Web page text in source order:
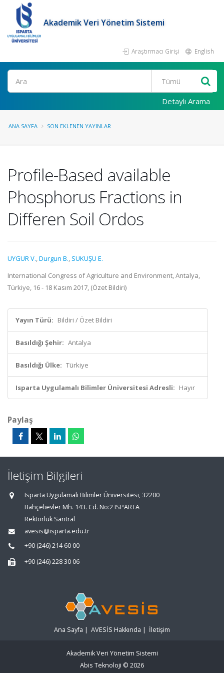
Akademik Veri Yönetim Sistemi
Araştırmacı Girişi English
Ara
Detaylı Arama
ANA SAYFA SON EKLENEN YAYINLAR
Profile-Based available
Phosphorus Fractions in
Differen Soil Ordos
UYGUR V.,Durgun B., SUKUŞU E.
International Congress of Agriculture and Environment, Antalya,
Türkiye, 16 - 18 Kasım 2017, (Özet Bildiri)
Yayın Türü: Bildiri / Özet Bildiri
Basıldığı Şehir: Antalya
Basıldığı Ülke: Türkiye
Isparta Uygulamalı Bilimler Üniversitesi Adresli: Hayır
Paylaş
İletişim Bilgileri
Isparta Uygulamalı Bilimler Üniversitesi, 32200
Bahçelievler Mh. 143. Cd. No:2 ISPARTA
Rektörlük Santral
avesis@isparta.edu.tr
+90 (246) 214 60 00
+90 (246) 228 30 06
Ana Sayfa | AVESİS Hakkında | İletişim
Akademik Veri Yönetim Sistemi
Abis Teknoloji © 2026